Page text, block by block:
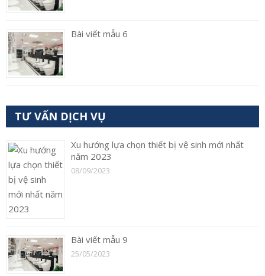
Bài viết mẫu 6
TƯ VẤN DỊCH VỤ
Xu hướng lựa chọn thiết bị vệ sinh mới nhất
năm 2023
08/09/2023
Bài viết mẫu 9
25/05/2023